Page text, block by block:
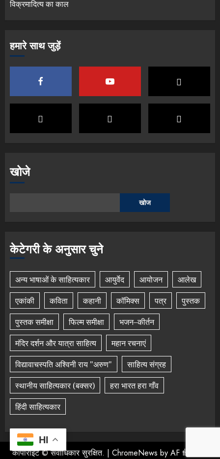
विक्रमादित्य का काल
हमारे साथ जुड़ें
खोजे
खोज
केटेगरी के अनुसार चुने
अन्य भाषाओं के साहित्यकार आयुर्वेद आयोजन
आलेख
एकांकी
कविता कहानी कॉमिक्स पत्र
पुस्तक
पुस्तक समीक्षा
फिल्म समीक्षा
भजन–कीर्तन
मंदिर दर्शन और यात्रा साहित्य
महान रचनाएं
विद्यावाचस्पति अश्विनी राय "अरुण"
साहित्य संग्रह
स्थानीय साहित्यकार (बक्सर)
हरा भारत हरा गाँव
हिंदी साहित्यकार
कॉपीराइट © सर्वाधिकार सुरक्षित. | ChromeNews by AF themes.
HI